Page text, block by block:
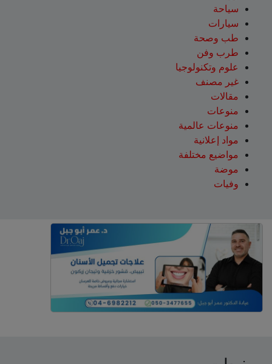
سياحة
سيارات
طب وصحة
طرب وفن
علوم وتكنولوجيا
غير مصنف
مقالات
منوعات
منوعات عالمية
مواد إعلانية
مواضيع مختلفة
موضة
وفيات